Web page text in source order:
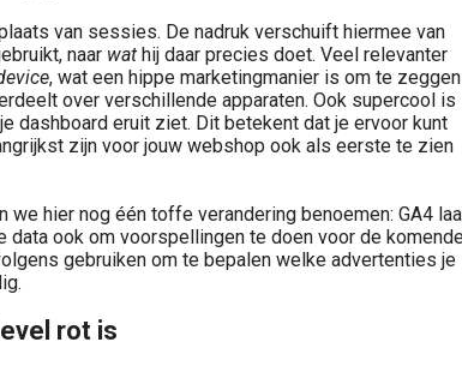
van sessies. De nadruk verschuift hiermee van
naar wat hij daar precies doet. Veel relevanter
, wat een hippe marketingmanier is om te zeggen
over verschillende apparaten. Ook supercool is
dashboard eruit ziet. Dit betekent dat je ervoor kunt
zijn voor jouw webshop ook als eerste te zien
we hier nog één toffe verandering benoemen: GA4
data ook om voorspellingen te doen voor de
gebruiken om te bepalen welke advertenties je
rot is